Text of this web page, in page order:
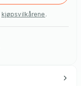
kjøpsvilkårene .